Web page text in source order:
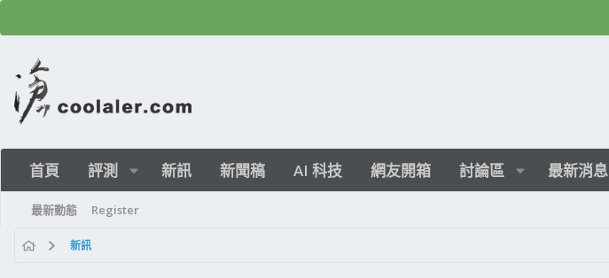
首頁 評測 新訊 新聞稿 AI 科技 網友開箱 討論區 最新消息
最新動態 Register
新訊